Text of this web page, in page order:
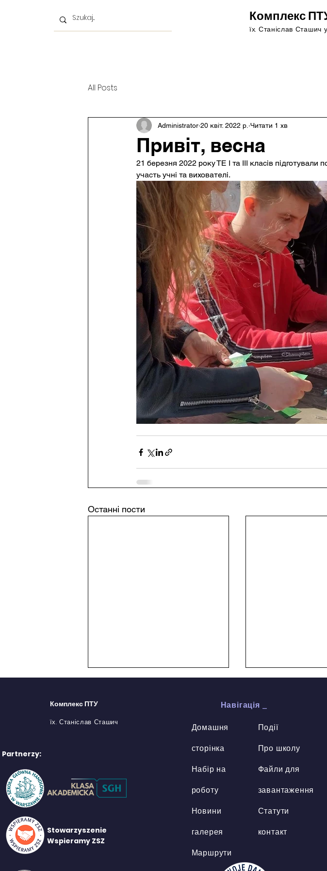
Комплекс
їх. Станіслав Сташич
All Posts
Привіт, весна
Administrator 20 квіт. 2022 р. Читати 1 хв
21 березня 2022 року ТЕ І та ІІІ класів підготували
участь учні та вихователі.
Останні пости
Весняна
Комплекс ПТУ
їх. Станіслав Сташич
Partnerzy:
Stowarzyszenie
Wspieramy ZSZ
Навігація
Домашня
сторінка
Набір на
роботу
Новини
галерея
Маршрути
Події
Про школу
Файли для
завантаження
Статути
контакт